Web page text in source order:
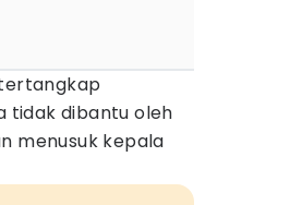
tidak dibantu oleh
menusuk kepala